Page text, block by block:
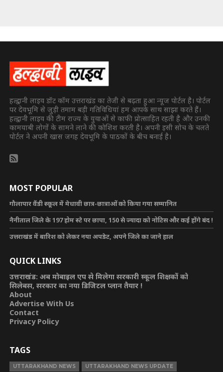
हल्द्वानी लाइव डॉट कॉम उत्तराखंड का तेजी से बढ़ता हुआ न्यूज पोर्टल है। पोर्टल
पर देवभूमि से जुड़ी तमाम बड़ी गतिविधियां हम आपके साथ साझा करते हैं।
हल्द्वानी लाइव की टीम राज्य के युवाओं से काफी प्रोत्साहित रहती है और उनकी
कामयाबी लोगों के सामने लाने की कोशिश करती है। अपनी इसी सोच के चलते
पोर्टल ने अपनी खास जगह देवभूमि के पाठकों के बीच बनाई है।
MOST POPULAR
गौलापार वैंडी स्कूल में मेधावी छात्र-छात्राओं को किया गया सम्मानित
नैनीताल जिले के 197 होम स्टे पर छापा, 150 से ज्यादा को नोटिस और कई होंगे बंद !
उत्तराखंड में बारिश को लेकर नया अपडेट, अपने जिले का जाने हाल
QUICK LINKS
उत्तराखंड: अब मोबाइल एप से मिलेगा सरकारी स्कूल शिक्षकों को
सिलेबस, सरकार का नया डिजिटल प्लान तैयार !
About
Advertise With Us
Contact
Privacy Policy
TAGS
UTTARAKHAND NEWS UTTARAKHAND NEWS UPDATE